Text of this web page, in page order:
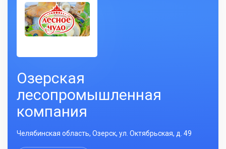
Озерская
лесопромышленная
компания
Челябинская область, Озерск, ул. Октябрьская, д. 49